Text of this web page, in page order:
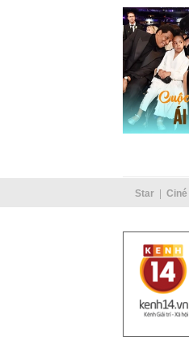
Star Ciné